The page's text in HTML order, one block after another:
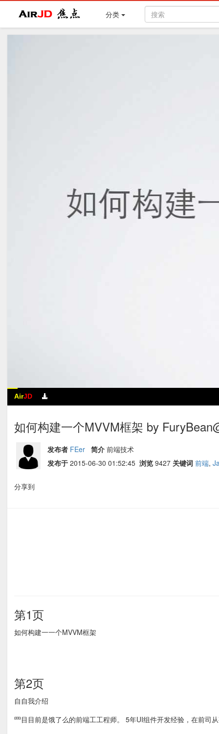
Air焦点 分类
AirJD
如何构建一个MVVM框架 by
发布者 FEer 简介 前端技术
发布于 2015-06-30 01:52:45 浏览 9427 关键词 前端,
分享到
第1页
如何构建⼀一个MVVM框架
第2页
⾃自我介绍
⺫⽬目前是饿了么的前端⼯工程师。 5年UI组件开发经验，在前司